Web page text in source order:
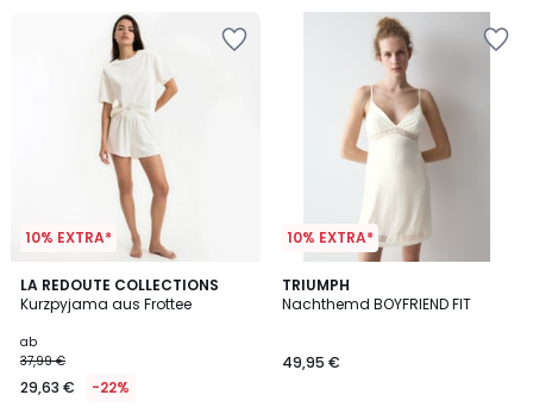
10% EXTRA*
LA REDOUTE COLLECTIONS
Kurzpyjama aus Frottee
ab
37,99 €
29,63 € -22%
1
/
3
Farben
10% EXTRA*
TRIUMPH
Nachthemd BOYFRIEND FIT
49,95 €